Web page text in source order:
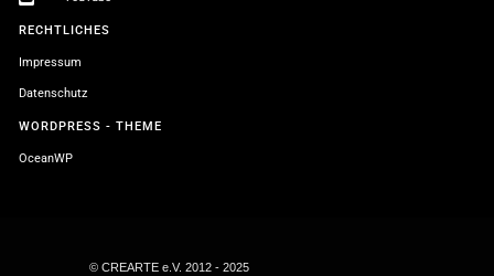
RECHTLICHES
Impressum
Datenschutz
WORDPRESS - THEME
OceanWP
© CREARTE e.V. 2012 - 2025